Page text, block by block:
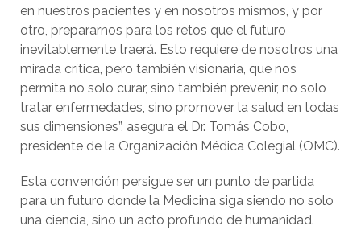
en nuestros pacientes y en nosotros mismos, y por
otro, prepararnos para los retos que el futuro
inevitablemente traerá. Esto requiere de nosotros una
mirada crítica, pero también visionaria, que nos
permita no solo curar, sino también prevenir, no solo
tratar enfermedades, sino promover la salud en todas
sus dimensiones”, asegura el Dr. Tomás Cobo,
presidente de la Organización Médica Colegial (OMC).
Esta convención persigue ser un punto de partida
para un futuro donde la Medicina siga siendo no solo
una ciencia, sino un acto profundo de humanidad.